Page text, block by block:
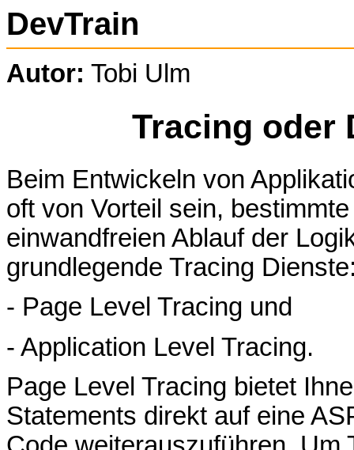
DevTrain
Autor: Tobi Ulm
Tracing oder
Beim Entwickeln von
oft von Vorteil sein,
einwandfreien Ablauf der
grundlegende Tracing
- Page Level Tracing und
- Application Level Tracing.
Page Level Tracing bietet
Statements direkt auf eine